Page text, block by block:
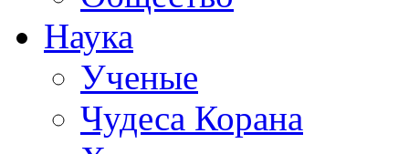
Наука
Ученые
Чудеса Корана